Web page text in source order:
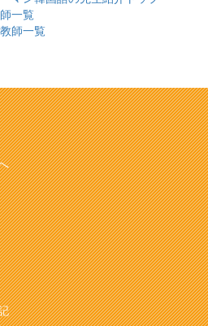
一覧
師一覧